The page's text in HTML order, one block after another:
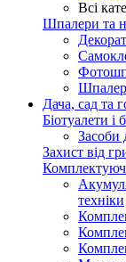
Всі
Шпалери та
Дача, сад та
Біотуалети і
Засоби
Захист від
техніки